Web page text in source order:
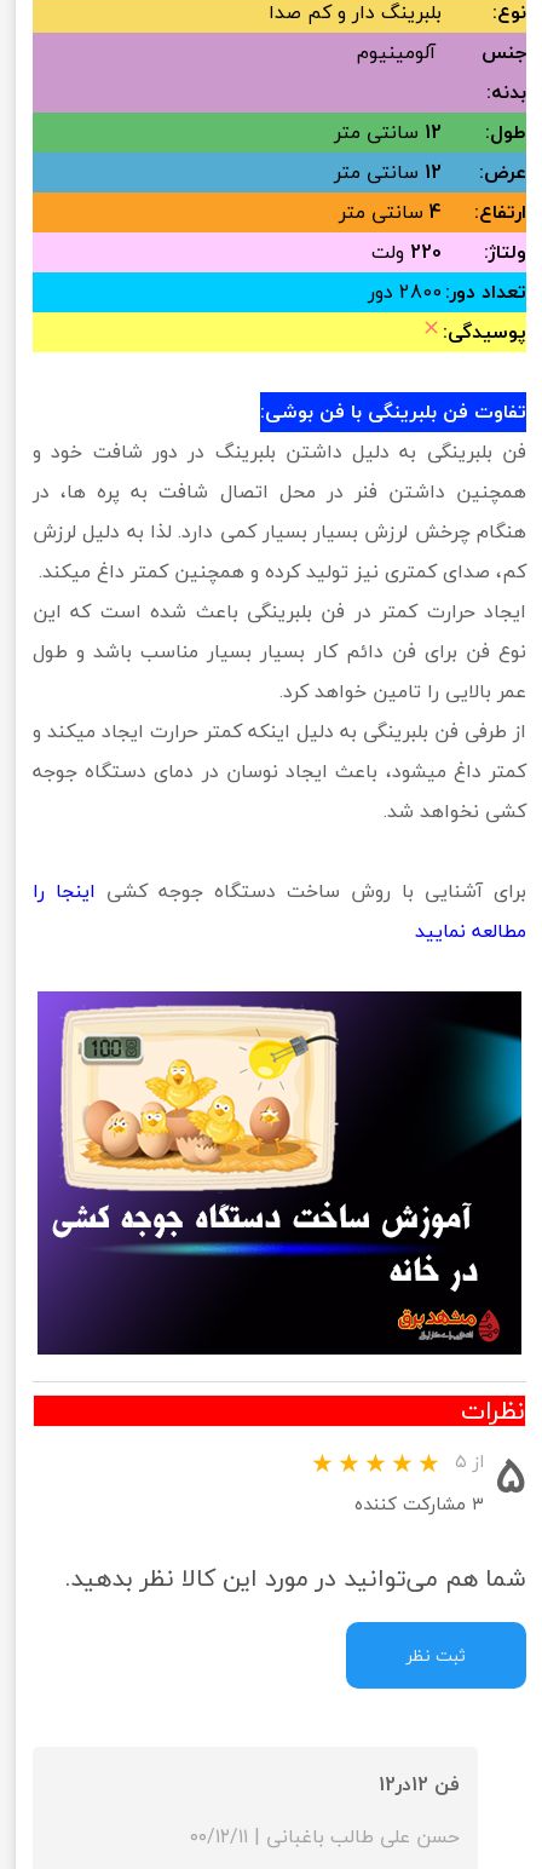
نوع:
بلبرینگ دار و کم صدا
جنس
بدنه:
آلومینیوم
طول: 12 سانتی متر
عرض:
12 سانتی متر
ارتفاع:
4 سانتی متر
ولتاژ:
220 ولت
تعداد دور:2800 دور
پوسیدگی:
تفاوت فن بلبرینگی با فن بوشی:
فن بلبرینگی به دلیل داشتن بلبرینگ در دور شافت خود و
همچنین داشتن فنر در محل اتصال شافت به پره ها، در
هنگام چرخش لرزش بسیار بسیار کمی دارد. لذا به دلیل لرزش
کم، صدای کمتری نیز تولید کرده و همچنین کمتر داغ میکند.
ایجاد حرارت کمتر در فن بلبرینگی باعث شده است که این
نوع فن برای فن دائم کار بسیار بسیار مناسب باشد و طول
عمر بالایی را تامین خواهد کرد.
از طرفی فن بلبرینگی به دلیل اینکه کمتر حرارت ایجاد میکند و
کمتر داغ میشود، باعث ایجاد نوسان در دمای دستگاه جوجه
کشی نخواهد شد.
برای آشنایی با روش ساخت دستگاه جوجه کشی اینجا را
مطالعه نمایید
نظرات
۵ از ۵
۳ مشارکت کننده
شما هم می‌توانید در مورد این کالا نظر بدهید.
ثبت نظر
فن 12در12
حسن علی طالب باغبانی | ۰۰/۱۲/۱۱